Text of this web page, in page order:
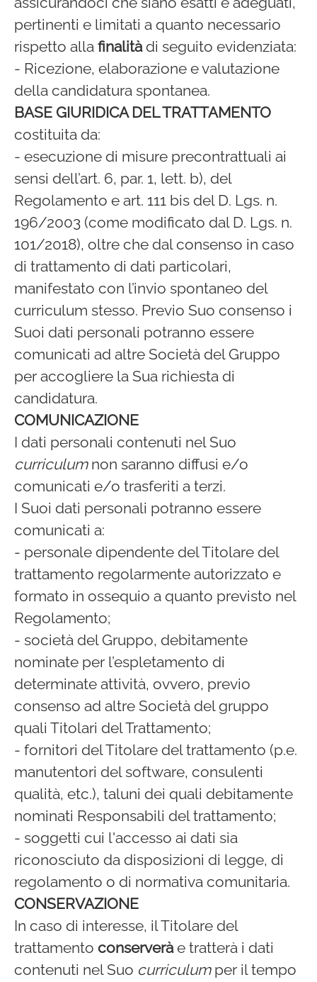
pertinenti e limitati a quanto necessario
rispetto alla finalitàdi seguito evidenziata:
- Ricezione, elaborazione e valutazione
della candidatura spontanea.
BASE GIURIDICA DEL TRATTAMENTO
costituita da:
- esecuzione di misure precontrattuali ai
sensi dell’art. 6, par. 1, lett. b), del
Regolamento e art. 111 bis del D. Lgs. n.
196/2003 (come modificato dal D. Lgs. n.
101/2018), oltre che dal consenso in caso
di trattamento di dati particolari,
manifestato con l’invio spontaneo del
curriculum stesso. Previo Suo consenso i
Suoi dati personali potranno essere
comunicati ad altre Società del Gruppo
per accogliere la Sua richiesta di
candidatura.
COMUNICAZIONE
I dati personali contenuti nel Suo
curriculumnon saranno diffusi e/o
comunicati e/o trasferiti a terzi.
I Suoi dati personali potranno essere
comunicati a:
- personale dipendente del Titolare del
trattamento regolarmente autorizzato e
formato in ossequio a quanto previsto nel
Regolamento;
- società del Gruppo, debitamente
nominate per l’espletamento di
determinate attività, ovvero, previo
consenso ad altre Società del gruppo
quali Titolari del Trattamento;
- fornitori del Titolare del trattamento (p.e.
manutentori del software, consulenti
qualità, etc.), taluni dei quali debitamente
nominati Responsabili del trattamento;
- soggetti cui l'accesso ai dati sia
riconosciuto da disposizioni di legge, di
regolamento o di normativa comunitaria.
CONSERVAZIONE
In caso di interesse, il Titolare del
trattamento conserveràe tratterà i dati
contenuti nel Suo curriculumper il tempo